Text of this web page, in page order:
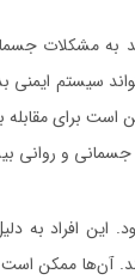
به مشکلات
ایمنی
است برای
جسمانی و روانی
افراد به
آن‌ها ممکن